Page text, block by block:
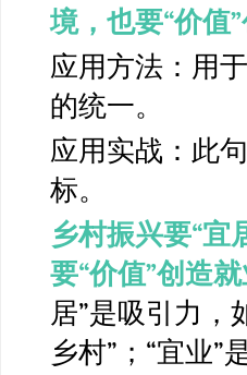
境，也要“价值
应用方法：用
的统一。
应用实战：此
标。
乡村振兴要“宜
要“价值”创造
居”是吸引力，
乡村”；“宜业